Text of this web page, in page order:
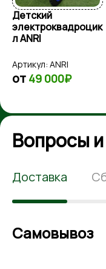
Детский
электромотоцикл
A001AA
Артикул: A001AA
от 37 750₽
Вопросы
Доставка
Самовывоз